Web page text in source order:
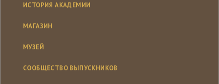
ИСТОРИЯ АКАДЕМИИ
МАГАЗИН
МУЗЕЙ
СООБЩЕСТВО ВЫПУСКНИКОВ